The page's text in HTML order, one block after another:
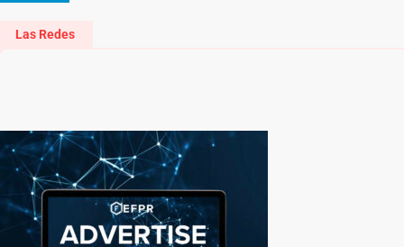
Las Redes